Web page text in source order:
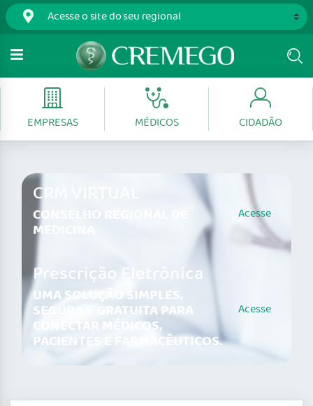
EMPRESAS MÉDICOS CIDADÃO
CRM VIRTUAL
CONSELHO REGIONAL DE
MEDICINA
Acesse
Prescrição Eletrônica
UMA SOLUÇÃO SIMPLES,
SEGURA E GRATUITA PARA
CONECTAR MÉDICOS,
PACIENTES E FARMACÊUTICOS.
Acesse